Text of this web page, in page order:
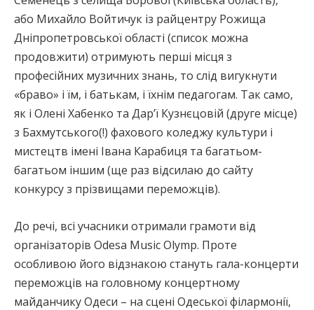
або Михайло Войтичук із райцентру Рожища
Дніпропетровської області (список можна
продовжити) отримують перші місця з
професійних музичних знань, то слід вигукнути
«браво» і їм, і батькам, і їхнім педагогам. Так само,
як і Олені Хабенко та Дар’ї Кузнєцовій (друге місце)
з Бахмутського(!) фахового коледжу культури і
мистецтв імені Івана Карабиця та багатьом-
багатьом іншим (ще раз відсилаю до сайту
конкурсу з прізвищами переможців).
До речі, всі учасники отримали грамоти від
організаторів Odesa Musiс Olymp. Проте
особливою його відзнакою стануть гала-концерти
переможців на головному концертному
майданчику Одеси – на сцені Одеської філармонії,